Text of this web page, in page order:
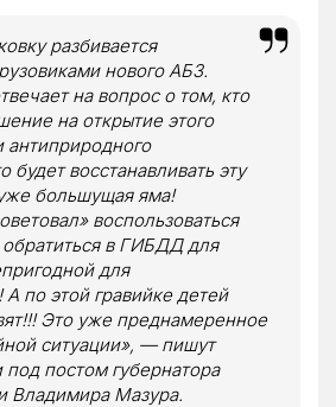
разбивается
нового АБЗ.
на вопрос о том, кто
на открытие этого
антиприродного
будет восстанавливать эту
большущая яма!
воспользоваться
в ГИБДД для
для
А по этой гравийке детей
Это уже преднамеренное
ситуации», — пишут
постом губернатора
Владимира Мазура.